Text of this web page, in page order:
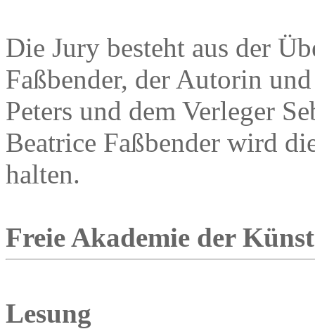
Die Jury besteht aus der
Faßbender, der Autorin
Peters und dem Verleger
Beatrice Faßbender wird
halten.
Freie Akademie der
Lesung